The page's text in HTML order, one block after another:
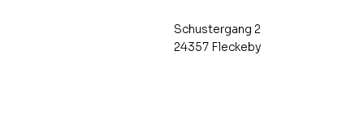
Schustergang 2
24357 Fleckeby